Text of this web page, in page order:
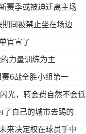
赛季或被迫迁离主场
间被禁止坐在场边
官宣了
力量训练为主
6战全胜小组第一
光，转会费自然不会低
了自己的城市去踢的
来决定权在球员手中